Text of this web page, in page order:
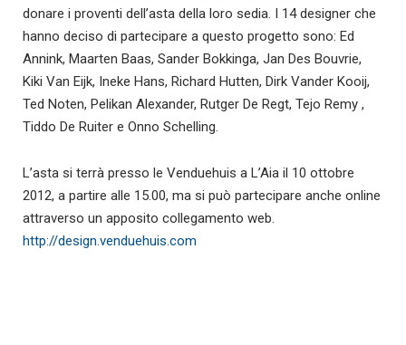
donare i proventi dell’asta della loro sedia. I 14 designer che
hanno deciso di partecipare a questo progetto sono: Ed
Annink, Maarten Baas, Sander Bokkinga, Jan Des Bouvrie,
Kiki Van Eijk, Ineke Hans, Richard Hutten, Dirk Vander Kooij,
Ted Noten, Pelikan Alexander, Rutger De Regt, Tejo Remy ,
Tiddo De Ruiter e Onno Schelling.
L’asta si terrà presso le Venduehuis a L’Aia il 10 ottobre
2012, a partire alle 15.00, ma si può partecipare anche online
attraverso un apposito collegamento web.
http://design.venduehuis.com